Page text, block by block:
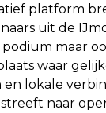
platform
uit de
maar
waar
en lokale
naar